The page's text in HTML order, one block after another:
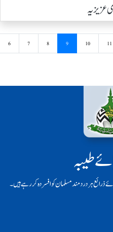
عزیزیہ
6 7 8 9 10 11
طیبہ
ذرائع ہر دردمند مسلمان کو افسردہ کر رہے ہیں۔